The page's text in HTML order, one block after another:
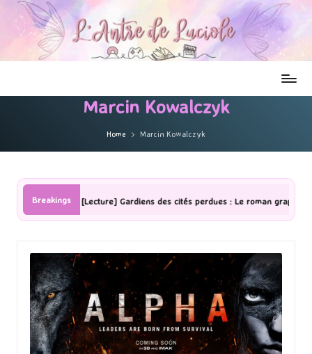
Marcin Kowalczyk
Home Marcin Kowalczyk
Breakings
[Lecture] Gardiens des cités perdues : Le roman graphique Tome 1